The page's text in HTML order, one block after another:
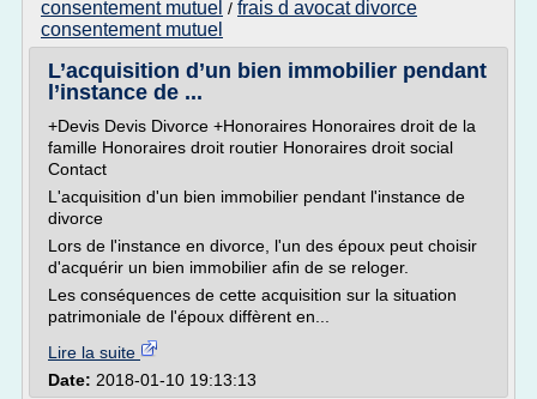
consentement mutuel / frais d avocat divorce
consentement mutuel
L’acquisition d’un bien immobilier pendant
l’instance de ...
+Devis Devis Divorce +Honoraires Honoraires droit de la
famille Honoraires droit routier Honoraires droit social
Contact
L'acquisition d'un bien immobilier pendant l'instance de
divorce
Lors de l'instance en divorce, l'un des époux peut choisir
d'acquérir un bien immobilier afin de se reloger.
Les conséquences de cette acquisition sur la situation
patrimoniale de l'époux diffèrent en...
Lire la suite
Date: 2018-01-10 19:13:13